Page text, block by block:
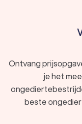
Welke soorten
en rondom huis,
beste
plaag en het type
Ontvang
je het
beste